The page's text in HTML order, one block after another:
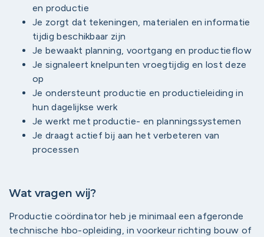
en productie
Je zorgt dat tekeningen, materialen en informatie
tijdig beschikbaar zijn
Je bewaakt planning, voortgang en productieflow
Je signaleert knelpunten vroegtijdig en lost deze
op
Je ondersteunt productie en productieleiding in
hun dagelijkse werk
Je werkt met productie- en planningssystemen
Je draagt actief bij aan het verbeteren van
processen
Wat vragen wij?
Productie coördinator heb je minimaal een afgeronde
technische hbo-opleiding, in voorkeur richting bouw of